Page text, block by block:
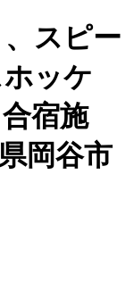
スピー
ッケ
宿施
岡谷市